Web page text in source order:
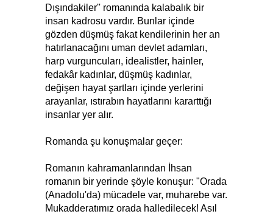
Dışındakiler'' romanında kalabalık bir
insan kadrosu vardır. Bunlar içinde
gözden düşmüş fakat kendilerinin her an
hatırlanacağını uman devlet adamları,
harp vurguncuları, idealistler, hainler,
fedakâr kadınlar, düşmüş kadınlar,
değişen hayat şartları içinde yerlerini
arayanlar, ıstırabın hayatlarını kararttığı
insanlar yer alır.
Romanda şu konuşmalar geçer:
Romanın kahramanlarından İhsan
romanın bir yerinde şöyle konuşur: "Orada
(Anadolu'da) mücadele var, muharebe var.
Mukadderatımız orada halledilecek! Asıl